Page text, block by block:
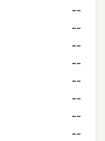
--
--
--
--
--
--
--
--